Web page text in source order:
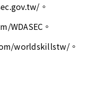
。
WDASEC 。
worldskillstw/。